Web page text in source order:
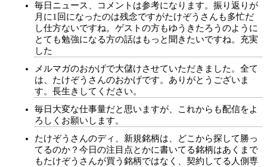
毎日ニュース、コメントは参考になります。振り返りが
月に1回になったのは残念ですがたけぞうさんも多忙だ
し仕方ないですね。ゲストの方もゆうきたろうのように
とても勉強になる方の話はもっと聞きたいですね。充実
した
メルマガのおかげで大儲けさせていただきました。全て
は、たけぞうさんのおかげです。ありがとうございま
す。長生きしてください。
毎日大変な仕事量だと思いますが、これからも配信をよ
ろしくお願いします。
たけぞうさんのディ、新規銘柄は、どこから探して勝っ
てるのか？今日の注目点とかに書いてる銘柄はあくまで
もたけぞうさんが買う銘柄ではなく、契約してる人側専